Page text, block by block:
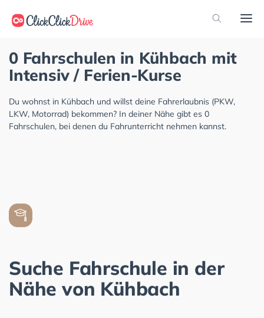
0 Fahrschulen in Kühbach mit
Intensiv / Ferien-Kurse
Du wohnst in Kühbach und willst deine Fahrerlaubnis (PKW,
LKW, Motorrad) bekommen? In deiner Nähe gibt es 0
Fahrschulen, bei denen du Fahrunterricht nehmen kannst.
Suche Fahrschule in der
Nähe von Kühbach